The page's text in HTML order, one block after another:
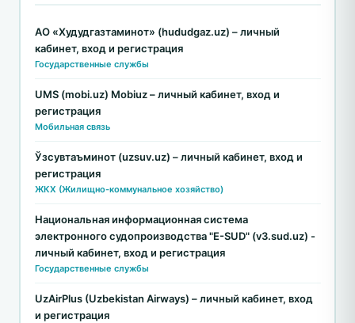
АО «Худудгазтаминот» (hududgaz.uz) – личный
кабинет, вход и регистрация
Государственные службы
UMS (mobi.uz) Mobiuz – личный кабинет, вход и
регистрация
Мобильная связь
Ўзсувтаъминот (uzsuv.uz) – личный кабинет, вход и
регистрация
ЖКХ (Жилищно-коммунальное хозяйство)
Национальная информационная система
электронного судопроизводства "E-SUD" (v3.sud.uz) -
личный кабинет, вход и регистрация
Государственные службы
UzAirPlus (Uzbekistan Airways) – личный кабинет, вход
и регистрация